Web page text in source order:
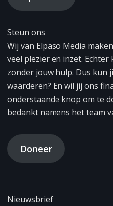
Steun ons
Wij van Elpaso Media
veel plezier en inzet.
zonder jouw hulp. Dus kun
waarderen? En wil jij ons
onderstaande knop om te
bedankt namens het team
Doneer
Nieuwsbrief